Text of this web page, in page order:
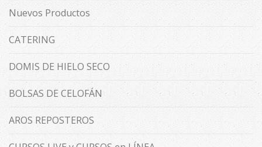
Nuevos Productos
CATERING
DOMIS DE HIELO SECO
BOLSAS DE CELOFÁN
AROS REPOSTEROS